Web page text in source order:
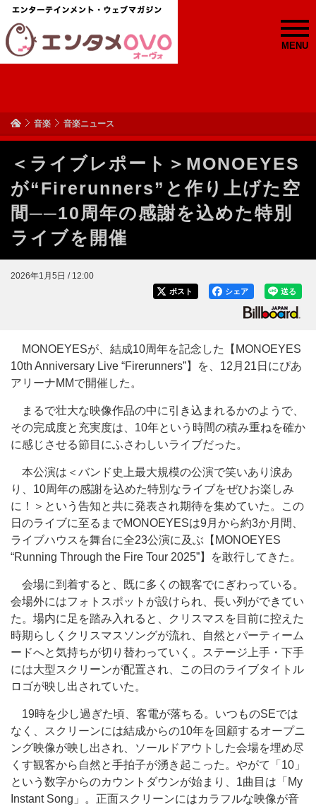
MENU
音楽 音楽ニュース
＜ライブレポート＞MONOEYES
が“Firerunners”と作り上げた空
間──10周年の感謝を込めた特別
ライブを開催
2026年1月5日 / 12:00
送る
シェア
ポスト
MONOEYESが、結成10周年を記念した【MONOEYES
10th Anniversary Live “Firerunners”】を、12月21日にぴあ
アリーナMMで開催した。
まるで壮大な映像作品の中に引き込まれるかのようで、
その完成度と充実度は、10年という時間の積み重ねを確か
に感じさせる節目にふさわしいライブだった。
本公演は＜バンド史上最大規模の公演で笑いあり涙あ
り、10周年の感謝を込めた特別なライブをぜひお楽しみ
に！＞という告知と共に発表され期待を集めていた。この
日のライブに至るまでMONOEYESは9月から約3か月間、
ライブハウスを舞台に全23公演に及ぶ【MONOEYES
“Running Through the Fire Tour 2025”】を敢行してきた。
会場に到着すると、既に多くの観客でにぎわっている。
会場外にはフォトスポットが設けられ、長い列ができてい
た。場内に足を踏み入れると、クリスマスを目前に控えた
時期らしくクリスマスソングが流れ、自然とパーティーム
ードへと気持ちが切り替わっていく。ステージ上手・下手
には大型スクリーンが配置され、この日のライブタイトル
ロゴが映し出されていた。
19時を少し過ぎた頃、客電が落ちる。いつものSEでは
なく、スクリーンには結成からの10年を回顧するオープニ
ング映像が映し出され、ソールドアウトした会場を埋め尽
くす観客から自然と手拍子が湧き起こった。やがて「10」
という数字からのカウントダウンが始まり、1曲目は「My
Instant Song」。正面スクリーンにはカラフルな映像が音